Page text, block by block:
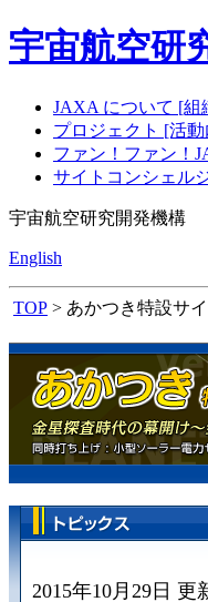
宇宙航空研
JAXA について [組
プロジェクト [活
ファン！ファン！
サイトコンシェル
宇宙航空研究開発機構
English
TOP > あかつき特設サイ
2015年10月29日 更